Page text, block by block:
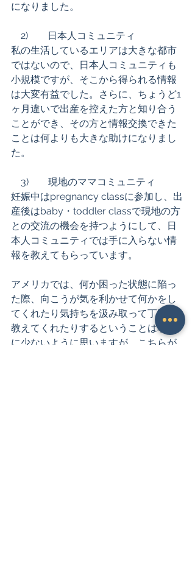
になりました。
2)        日本人コミュニティ
私の生活しているエリアは大きな都市
ではないので、日本人コミュニティも
小規模ですが、そこから得られる情報
は大変有益でした。さらに、ちょうど1
ヶ月違いで出産を控えた方と知り合う
ことができ、その方と情報交換できた
ことは何よりも大きな助けになりまし
た。
3)        現地のママコミュニティ
妊娠中はpregnancy classに参加し、出
産後はbaby・toddler classで現地の方
との交流の機会を持つようにして、日
本人コミュニティでは手に入らない情
報を教えてもらっています。
アメリカでは、何か困った状態に陥っ
た際、向こうが気を利かせて何かをし
てくれたり気持ちを汲み取って丁寧に
教えてくれたりするということは非常
に少ないように思いますが、こちらが